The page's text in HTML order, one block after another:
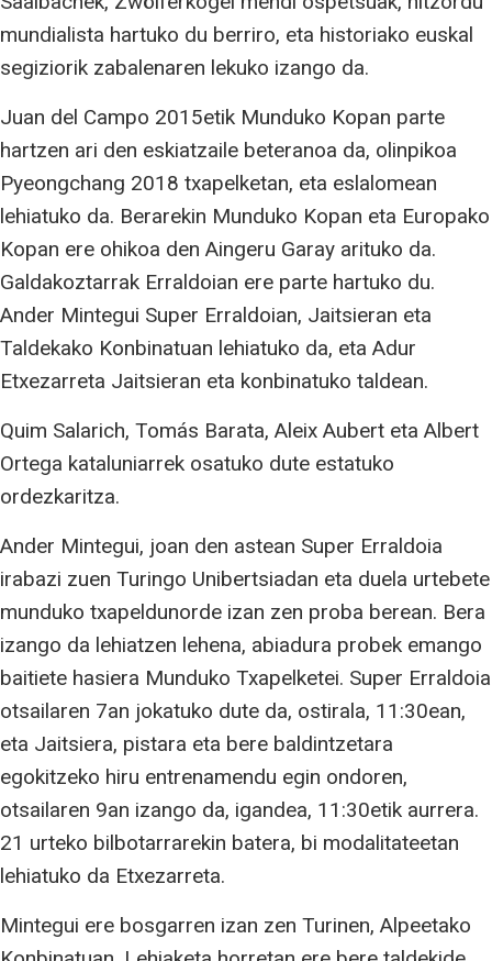
mundialista hartuko du berriro, eta historiako euskal
segiziorik zabalenaren lekuko izango da.
Juan del Campo 2015etik Munduko Kopan parte
hartzen ari den eskiatzaile beteranoa da, olinpikoa
Pyeongchang 2018 txapelketan, eta eslalomean
lehiatuko da. Berarekin Munduko Kopan eta Europako
Kopan ere ohikoa den Aingeru Garay arituko da.
Galdakoztarrak Erraldoian ere parte hartuko du.
Ander Mintegui Super Erraldoian, Jaitsieran eta
Taldekako Konbinatuan lehiatuko da, eta Adur
Etxezarreta Jaitsieran eta konbinatuko taldean.
Quim Salarich, Tomás Barata, Aleix Aubert eta Albert
Ortega kataluniarrek osatuko dute estatuko
ordezkaritza.
Ander Mintegui, joan den astean Super Erraldoia
irabazi zuen Turingo Unibertsiadan eta duela urtebete
munduko txapeldunorde izan zen proba berean. Bera
izango da lehiatzen lehena, abiadura probek emango
baitiete hasiera Munduko Txapelketei. Super Erraldoia
otsailaren 7an jokatuko dute da, ostirala, 11:30ean,
eta Jaitsiera, pistara eta bere baldintzetara
egokitzeko hiru entrenamendu egin ondoren,
otsailaren 9an izango da, igandea, 11:30etik aurrera.
21 urteko bilbotarrarekin batera, bi modalitateetan
lehiatuko da Etxezarreta.
Mintegui ere bosgarren izan zen Turinen, Alpeetako